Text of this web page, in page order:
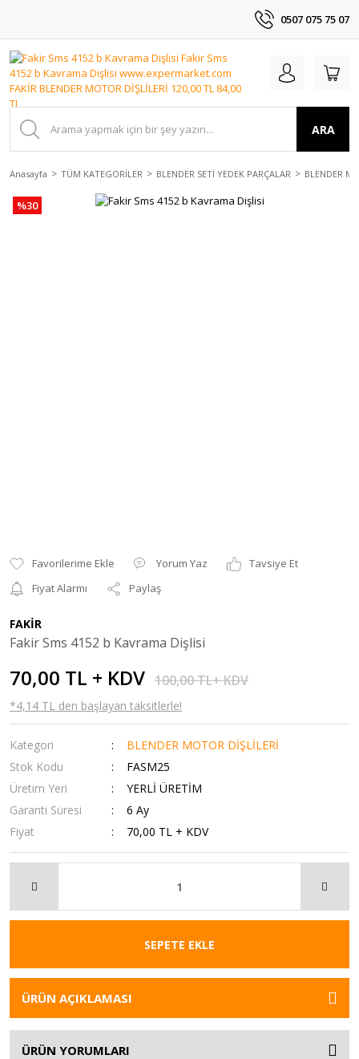
0507 075 75 07
ARA
Anasayfa TÜM KATEGORİLER BLENDER SETİ YEDEK PARÇALAR BLENDER
%30
Yorum Yaz
Tavsiye Et
Fiyat Alarmı
Paylaş
FAKİR
Fakir Sms 4152 b Kavrama Dişlisi
70,00 TL + KDV 100,00 TL+ KDV
*4,14 TL den başlayan taksitlerle!
Kategori
BLENDER MOTOR DİŞLİLERİ
Stok Kodu
FASM25
Üretim Yeri
YERLİ ÜRETİM
Garanti Süresi
6 Ay
Fiyat
70,00 TL + KDV
SEPETE EKLE
ÜRÜN AÇIKLAMASI
ÜRÜN YORUMLARI